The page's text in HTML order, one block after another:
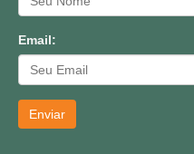
Email:
Enviar